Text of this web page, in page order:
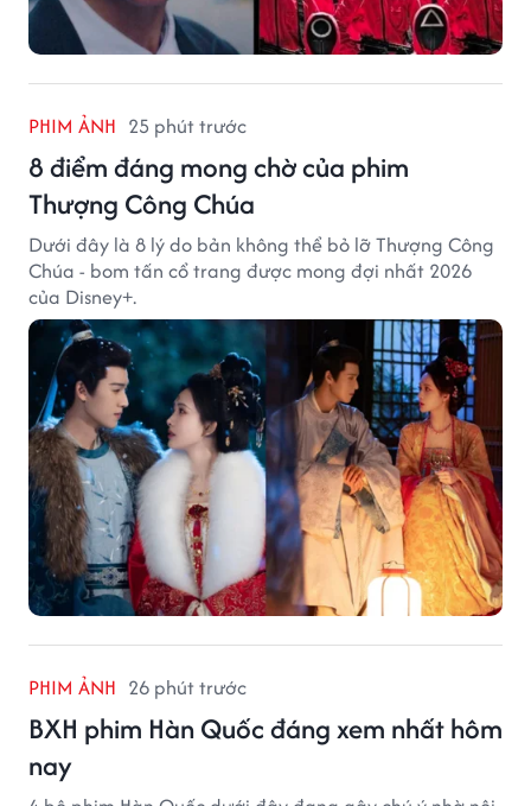
PHIM ẢNH 25 phút trước
8 điểm đáng mong chờ của phim
Thượng Công Chúa
Dưới đây là 8 lý do bản không thể bỏ lỡ Thượng Công
Chúa - bom tấn cổ trang được mong đợi nhất 2026
của Disney+.
PHIM ẢNH 26 phút trước
BXH phim Hàn Quốc đáng xem nhất hôm
nay